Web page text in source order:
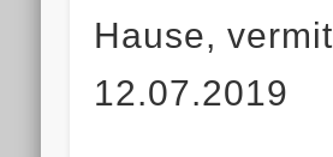
Hause,
12.07.2019